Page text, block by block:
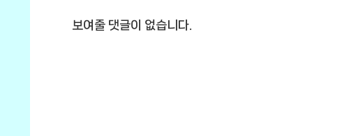
보여줄 댓글이 없습니다.